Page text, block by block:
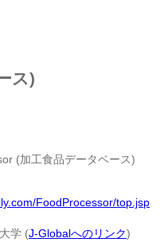
ス)
(加工食品データベース)
FoodProcessor/top.jsp
学 (J-Globalへのリンク)